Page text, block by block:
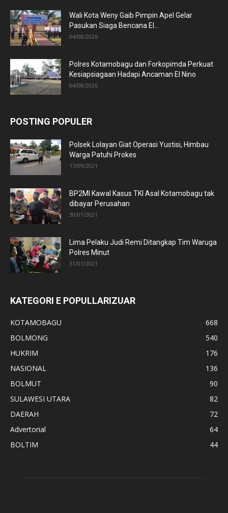
Wali Kota Weny Gaib Pimpin Apel Gelar
Pasukan Siaga Bencana El...
04/08/2026
Polres Kotamobagu dan Forkopimda Perkuat
Kesiapsiagaan Hadapi Ancaman El Nino
04/08/2026
POSTING POPULER
Polsek Lolayan Giat Operasi Yustisi, Himbau
Warga Patuhi Prokes
17/09/2021
BP2MI Kawal Kasus TKI Asal Kotamobagu tak
dibayar Perusahan
30/01/2021
Lima Pelaku Judi Remi Ditangkap Tim Waruga
Polres Minut
31/01/2021
KATEGORI E POPULLARIZUAR
KOTAMOBAGU
668
BOLMONG
540
HUKRIM
176
NASIONAL
136
BOLMUT
90
SULAWESI UTARA
82
DAERAH
72
Advertorial
64
BOLTIM
44